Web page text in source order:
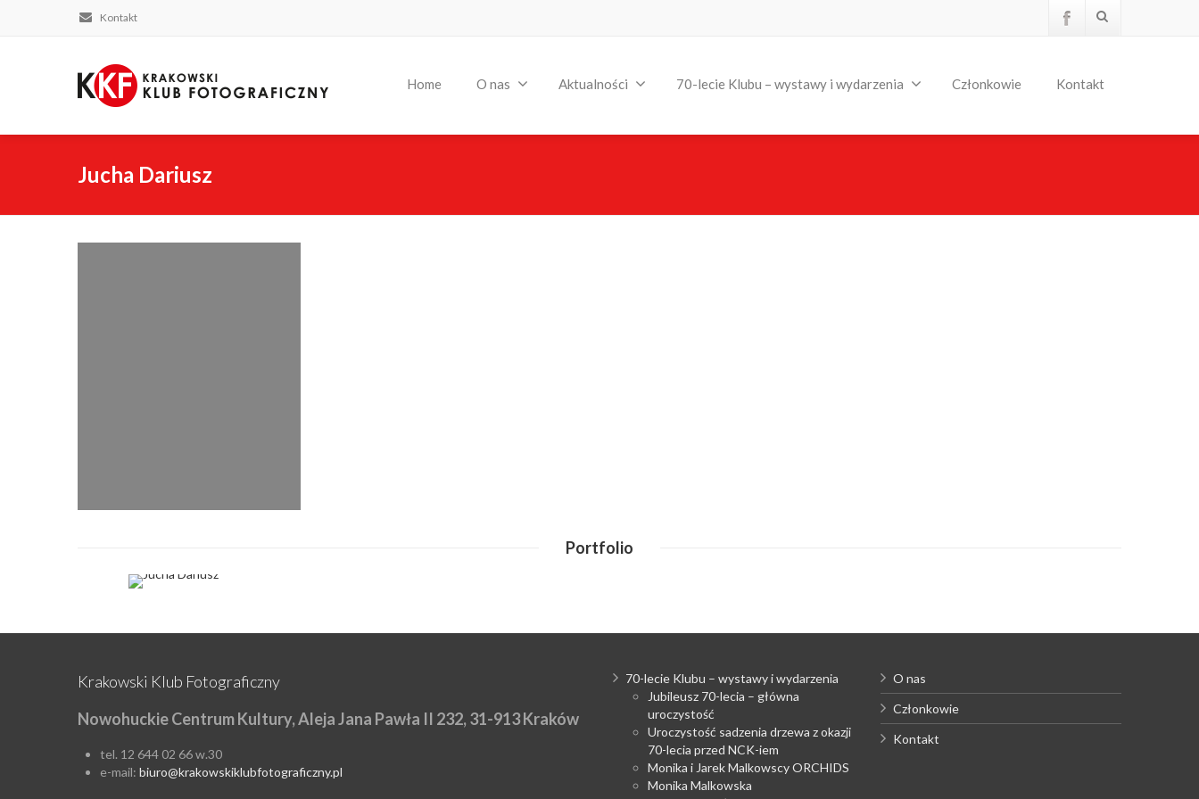
Kontakt
Home O nas Aktualności 70-lecie Klubu – wystawy i wydarzenia Członkowie Kontakt
Jucha Dariusz
Portfolio
Krakowski Klub Fotograficzny
Nowohuckie Centrum Kultury, Aleja Jana Pawła II 232, 31-913 Kraków
tel. 12 644 02 66 w.30
e-mail: biuro@krakowskiklubfotograficzny.pl
70-lecie Klubu – wystawy i wydarzenia
Jubileusz 70-lecia – główna
uroczystość
Uroczystość sadzenia drzewa z okazji
70-lecia przed NCK-iem
Monika i Jarek Malkowscy ORCHIDS
Monika Malkowska
O nas
Członkowie
Kontakt